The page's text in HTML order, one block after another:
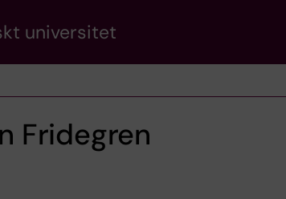
universitet
Fridegren